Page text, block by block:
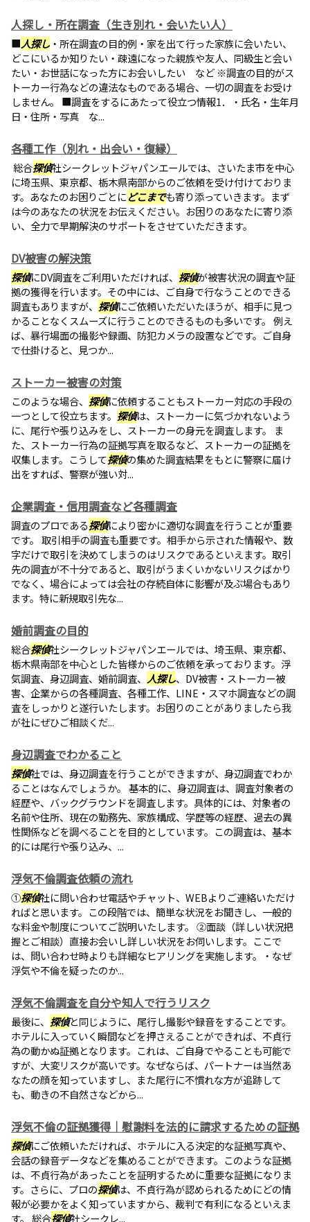
人探し・所在調査（生き別れ・会いたい人）
■人探し ・所在調査の目的例・家を出て行った家族に会いたい、
どこにいるか知りたい・疎遠になった親族や友人、同級生と会い
たい・お世話になった方にお会いしたい など ※調査の目的がス
トーカー行為などの違法なものである場合、一切の調査をお受け
しません。 ■調査をするにあたって役立つ情報1．・氏名・生年月
日・住所・写真 な...
各種工作（別れ・出会い・復縁）
総合探偵社シークレットジャパンエールでは、さいたま市を中心
に埼玉県、東京都、栃木県南部からのご依頼を受け付けておりま
す。あなたのお困りごとにどこまでも寄り添っていきます。まず
は今のあなたの状況をお伝えください。お困りのあなたに寄り添
い、全力で早期解決のサポートをさせていただきます。
DV被害の解決策
探偵にDV調査をご利用いただければ、 探偵が被害状況の調査や証
拠の獲得を行います。その中には、ご自身で行なうことのできる
調査もありますが、 探偵にご依頼いただいたほうが、相手に見つ
かることなくスムーズに行うことのできるものも多いです。 例え
ば、暴行場面の撮影や録画、防犯カメラの設置などです。ご自身
で仕掛けると、見つか...
ストーカー被害の対策
このような場合、 探偵に依頼することもストーカー対応の手段の
一つとして役立ちます。 探偵は、ストーカーに気づかれないよう
に、尾行や張り込みをし、ストーカーの身元を調査します。 ま
た、ストーカー行為の証拠写真を取るなど、ストーカーの証拠を
収集します。こうして探偵の集めた調査結果をもとに警察に届け
出をすれば、警察が強い対...
企業調査・信用調査など各種調査
調査のプロである探偵により密かに適切な調査を行うことが重要
です。 取引相手の調査も重要です。相手から示された情報や、数
字だけで取引を決めてしまうのはリスクであるといえます。取引
先の調査が不十分であると、取引がうまくいかないリスクばかり
でなく、場合によっては会社の存続自体に影響が及ぶ場合もあり
ます。特に新規取引先な...
婚前調査の目的
総合探偵社シークレットジャパンエールでは、埼玉県、東京都、
栃木県南部を中心とした皆様からのご依頼を承っております。浮
気調査、身辺調査、婚前調査、 人探し、DV被害・ストーカー被
害、企業からの各種調査、各種工作、LINE・スマホ調査などの調
査をしっかりと遂行いたします。お困りのことがありましたら我
が社にぜひご相談くだ...
身辺調査でわかること
探偵社では、身辺調査を行うことができますが、身辺調査でわか
ることはなんでしょうか。 基本的に、身辺調査は、調査対象者の
経歴や、バックグラウンドを調査します。具体的には、対象者の
名前や住所、現在の勤務先、家族構成、学歴等の経歴、過去の異
性関係などを調べることを目的としています。この調査は、基本
的には尾行や張り込み、...
浮気不倫調査依頼の流れ
①探偵社に問い合わせ電話やチャット、WEBよりご連絡いただけ
ればと思います。この段階では、簡単な状況をお聞きし、一般的
な料金や制度についてご説明いたします。 ②面談（詳しい状況把
握とご相談）直接お会いし詳しい状況をお伺いします。ここで
は、問い合わせ時よりも詳細なヒアリングを実施します。・なぜ
浮気や不倫を疑ったのか...
浮気不倫調査を自分や知人で行うリスク
最後に、 探偵と同じように、尾行し撮影や録音をすることです。
ホテルに入っていく瞬間などを押さえることができれば、不貞行
為の動かぬ証拠となります。これは、ご自身でやることも可能で
すが、大変リスクが高いです。なぜならば、パートナーは当然あ
なたの顔を知っていますし、また尾行に不慣れな方が追跡して
も、動きの不自然さなどから...
浮気不倫の証拠獲得｜慰謝料を法的に請求するための証拠
探偵にご依頼いただければ、ホテルに入る決定的な証拠写真や、
会話の録音データなどを集めることができます。このような証拠
は、不貞行為があったことを証明するために重要な証拠になりま
す。さらに、プロの探偵は、不貞行為が認められるためにどの情
報が必要かをよく知っていますから、裁判で有利になるといえま
す。 総合探偵社シークレ...